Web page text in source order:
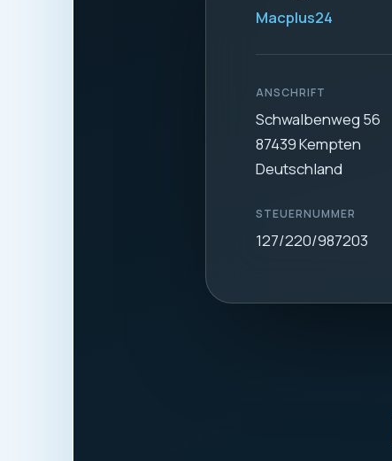
Macplus24
ANSCHRIFT
Schwalbenweg 56
87439 Kempten
Deutschland
STEUERNUMMER
127/220/987203